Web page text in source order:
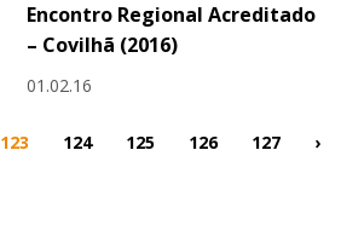
Encontro Regional Acreditado
– Covilhã (2016)
01.02.16
123 124 125 126 127 ›